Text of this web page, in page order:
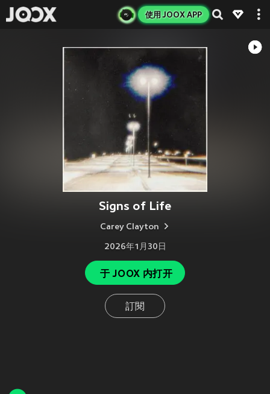
使用 JOOX APP
Signs of Life
Carey Clayton
2026年1月30日
于 JOOX 内打开
訂閱